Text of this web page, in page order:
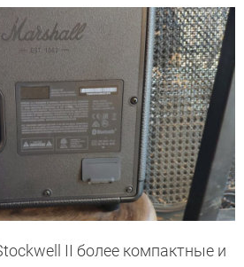
II более компактные и